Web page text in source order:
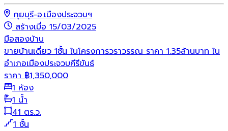
กุยบุรี-อ.เมืองประจวบฯ
สร้างเมื่อ 15/03/2025
มือสองบ้าน
ขายบ้านเดี่ยว 1ชั้น ในโครงการวราวรรณ ราคา 1.35ล้านบาท ใน
อำเภอเมืองประจวบคีรีขันธ์
ราคา ฿1,350,000
1 ห้อง
1 น้ำ
41 ตร.ว.
1 ชั้น